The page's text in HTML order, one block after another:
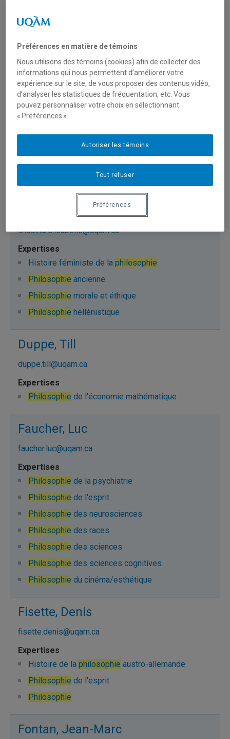
Philosophie politique
Philosophieféministe
Philosophie
Philosophiesociale
charron.philippe@uqam.ca
et esthétique
Chouinard, Isabelle
chouinard.isabelle@uqam.ca
Histoire féministe de la philosophie
Philosophie ancienne
Philosophie morale et éthique
Philosophie hellénistique
Duppe, Till
duppe.till@uqam.ca
Philosophie de l'économie mathématique
Faucher, Luc
faucher.luc@uqam.ca
Philosophie de la psychiatrie
Philosophie de l'esprit
Philosophie des neurosciences
Philosophie des races
Philosophie des sciences
Philosophie des sciences cognitives
Philosophie du cinéma/esthétique
Fisette, Denis
fisette.denis@uqam.ca
Histoire de la philosophie austro-allemande
Philosophie de l'esprit
Philosophie
Fontan, Jean-Marc
Préférences en matière de témoins
Nous utilisons des témoins (cookies) afin de collecter des
informations qui nous permettent d’améliorer votre
expérience sur le site, de vous proposer des contenus vidéo,
d’analyser les statistiques de fréquentation, etc. Vous
pouvez personnaliser votre choix en sélectionnant
« Préférences ».
Tout refuser
Autoriser les témoins
Préférences